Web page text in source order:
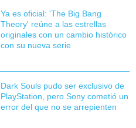
Ya es oficial: 'The Big Bang
Theory' reúne a las estrellas
originales con un cambio histórico
con su nueva serie
Dark Souls pudo ser exclusivo de
PlayStation, pero Sony cometió un
error del que no se arrepienten